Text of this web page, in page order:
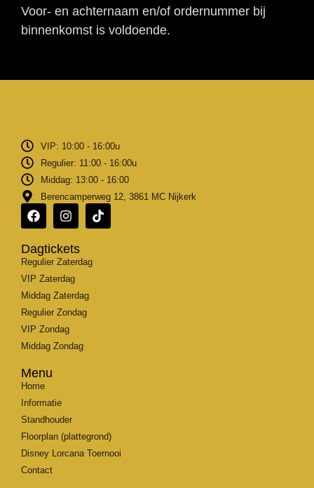
Voor- en achternaam en/of ordernummer bij
binnenkomst is voldoende.
VIP: 10:00 - 16:00u
Regulier: 11:00 - 16:00u
Middag: 13:00 - 16:00
Berencamperweg 12, 3861 MC Nijkerk
Dagtickets
Regulier Zaterdag
VIP Zaterdag
Middag Zaterdag
Regulier Zondag
VIP Zondag
Middag Zondag
Menu
Home
Informatie
Standhouder
Floorplan (plattegrond)
Disney Lorcana Toernooi
Contact